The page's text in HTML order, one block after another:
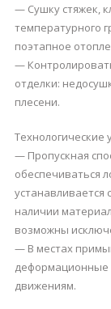
— Сушку стяжек,
температурного
поэтапное
—
отделки:
плесени.
Технологические
— Пропускная
обеспечиваться
устанавливается
наличии
возможны
— В местах
движениям.